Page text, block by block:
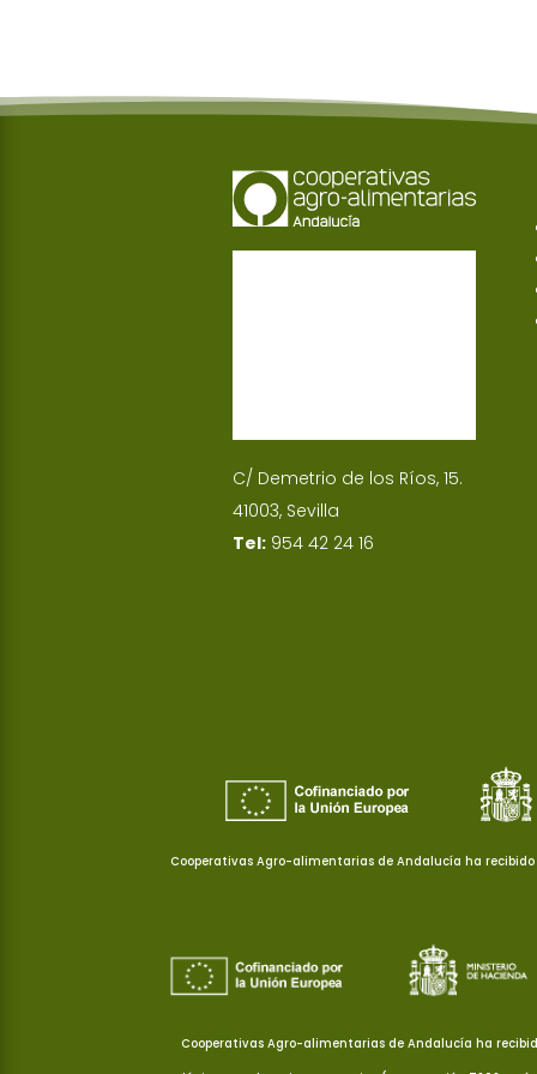
k
r
s
k
C/ Demetrio de los Ríos, 15.
41003, Sevilla
Tel: 954 42 24 16
Cooperativas Agro-alimentarias de Andalucía ha recibido
Cooperativas Agro-alimentarias de Andalucía ha